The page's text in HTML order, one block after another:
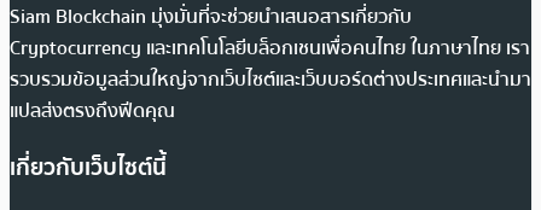
Siam Blockchain มุ่งมั่นที่จะช่วยนำเสนอสารเกี่ยวกับ
Cryptocurrency และเทคโนโลยีบล็อกเชนเพื่อคนไทย ในภาษาไทย เรา
รวบรวมข้อมูลส่วนใหญ่จากเว็บไซต์และเว็บบอร์ดต่างประเทศและนำมา
แปลส่งตรงถึงฟีดคุณ
เกี่ยวกับเว็บไซต์นี้